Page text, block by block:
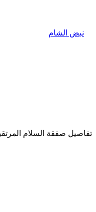
تفاصيل صفقة السلام